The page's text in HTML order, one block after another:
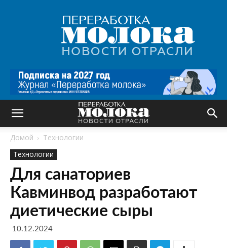
Переработка
молока
|
Новости
Домой
Технологии
Технологии
Для санаториев
Кавминвод разработают
диетические сыры
10.12.2024